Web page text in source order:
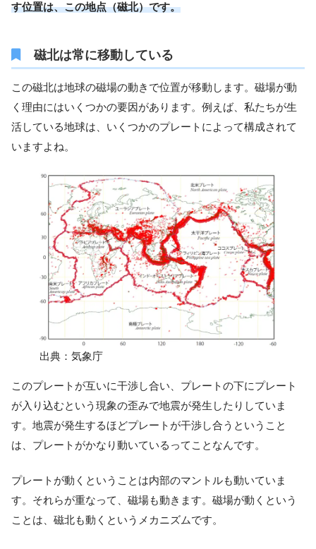
す位置は、この地点（磁北）です。
磁北は常に移動している
この磁北は地球の磁場の動きで位置が移動します。磁場が動
く理由にはいくつかの要因があります。例えば、私たちが生
活している地球は、いくつかのプレートによって構成されて
いますよね。
出典：気象庁
このプレートが互いに干渉し合い、プレートの下にプレート
が入り込むという現象の歪みで地震が発生したりしていま
す。地震が発生するほどプレートが干渉し合うということ
は、プレートがかなり動いているってことなんです。
プレートが動くということは内部のマントルも動いていま
す。それらが重なって、磁場も動きます。磁場が動くという
ことは、磁北も動くというメカニズムです。